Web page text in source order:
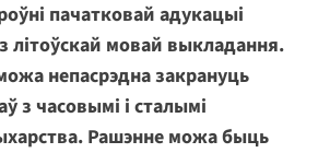
пачатковай адукацыі
літоўскай мовай выкладання.
непасрэдна закрануць
з часовымі і сталымі
Рашэнне можа быць